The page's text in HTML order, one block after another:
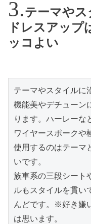
テーマや
ドレスアップ
ッコよい
テーマやスタイルに
機能美やデチューン
ります。ハーレーな
ワイヤースポークや
使用するのはテーマ
いです。
族車系の三段シート
ルもスタイルを貫い
んどです。※好き嫌
は思います。